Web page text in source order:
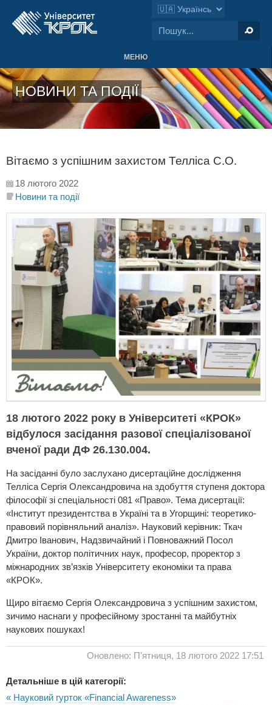
МЕНЮ
НОВИНИ ТА ПОДІЇ
Вітаємо з успішним захистом Телліса С.О.
18 лютого 2022
Новини та події
18 лютого 2022 року в Університеті «КРОК»
відбулося засідання разової спеціалізованої
вченої ради ДФ 26.130.004.
На засіданні було заслухано дисертаційне дослідження
Телліса Сергія Олександровича на здобуття ступеня доктора
філософії зі спеціальності 081 «Право». Тема дисертації:
«Інститут президентства в Україні та в Угорщині: теоретико-
правовий порівняльний аналіз». Науковий керівник: Ткач
Дмитро Іванович, Надзвичайний і Повноважний Посол
України, доктор політичних наук, професор, проректор з
міжнародних зв’язків Університету економіки та права
«КРОК».
Щиро вітаємо Сергія Олександровича з успішним захистом,
зичимо наснаги у професійному зростанні та майбутніх
наукових пошуках!
Оновлено: П'ятниця, 18 лютого 2022 17:51
Детальніше в цій категорії:
« Науковий гурток «Financial Awareness»